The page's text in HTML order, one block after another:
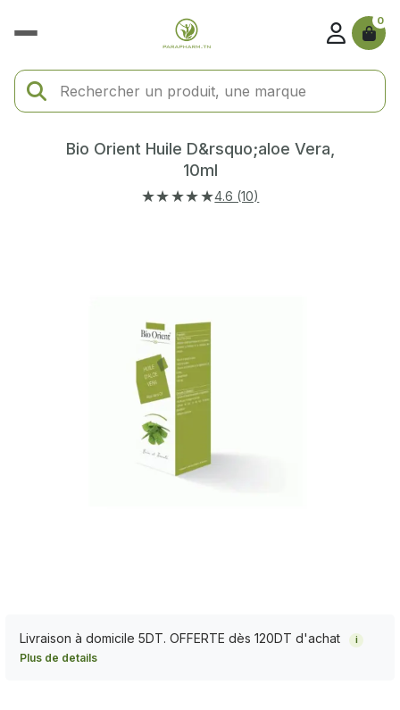
0
Bio Orient Huile D&rsquo;aloe Vera,
10ml
★★★★★4.6 (10)
Livraison à domicile 5DT. OFFERTE dès 120DT d'achat i
Plus de details